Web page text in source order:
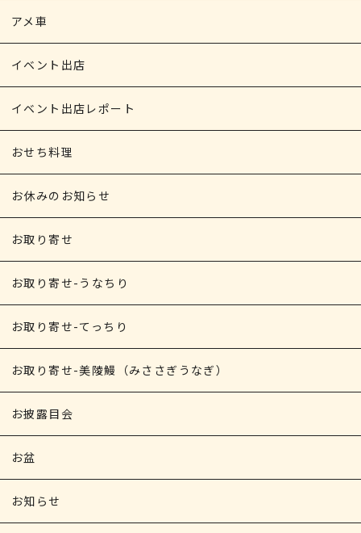
アメ車
イベント出店
イベント出店レポート
おせち料理
お休みのお知らせ
お取り寄せ
お取り寄せ-うなちり
お取り寄せ-てっちり
お取り寄せ-美陵鰻（みささぎうなぎ）
お披露目会
お盆
お知らせ